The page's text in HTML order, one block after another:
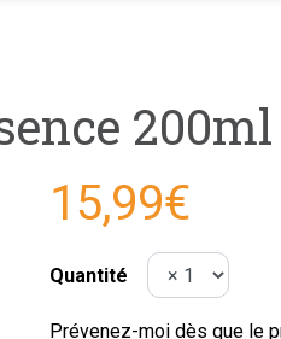
200ml
15,99€
Quantité
Prévenez-moi dès que le